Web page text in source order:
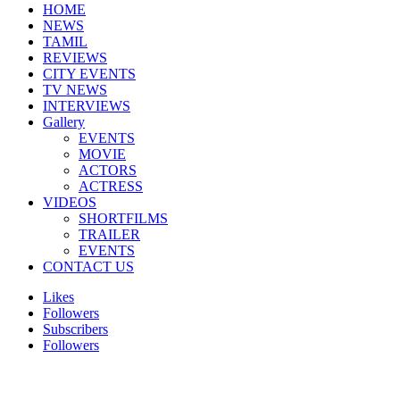
HOME
NEWS
TAMIL
REVIEWS
CITY EVENTS
TV NEWS
INTERVIEWS
Gallery
EVENTS
MOVIE
ACTORS
ACTRESS
VIDEOS
SHORTFILMS
TRAILER
EVENTS
CONTACT US
Likes
Followers
Subscribers
Followers